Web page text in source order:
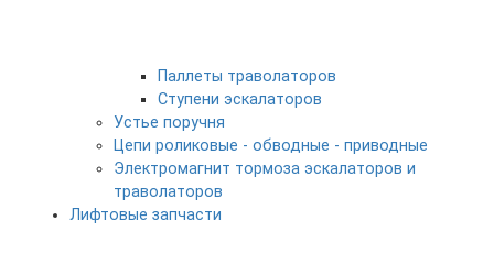
Паллеты траволаторов
Ступени эскалаторов
Устье поручня
Цепи роликовые - обводные - приводные
Электромагнит тормоза эскалаторов и
траволаторов
Лифтовые запчасти